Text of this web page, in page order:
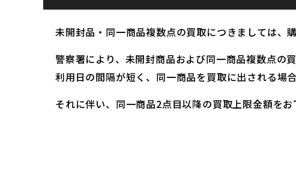
未開封品・同一商品複数点の買取につきましては、
警察署により、未開封商品および同一商品複数点の
利用日の間隔が短く、同一商品を買取に出される場合
それに伴い、同一商品2点目以降の買取上限金額をお